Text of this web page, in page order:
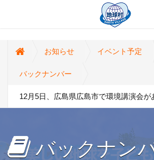
お知らせ イベント予定
バックナンバー
12月5日、広島県広島市で環境講演会が
バックナン